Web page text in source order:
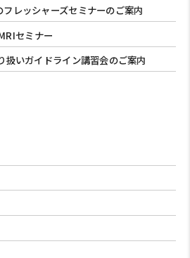
レッシャーズセミナーのご案内
セミナー
扱いガイドライン講習会のご案内